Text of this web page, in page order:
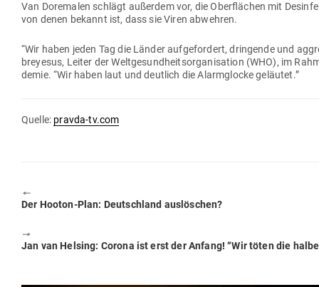
Van Dore­malen schlägt außerdem vor, die Ober­flächen mit
von denen bekannt ist, dass sie Viren abwehren.
“Wir haben jeden Tag die Länder auf­ge­fordert, drin­gende und
breyesus, Leiter der Welt­ge­sund­heits­or­ga­ni­sation (WHO), im
demie. “Wir haben laut und deutlich die Alarm­glocke geläutet.”
Quelle: pravda-tv.com
🠔
Previous
Der Hooton-Plan: Deutschland auslöschen?
🠖
Next
Jan van Helsing: Corona ist erst der Anfang! “Wir töten die